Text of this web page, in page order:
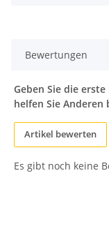
Bewertungen
Geben Sie die
helfen Sie
Artikel bewerten
Es gibt noch keine